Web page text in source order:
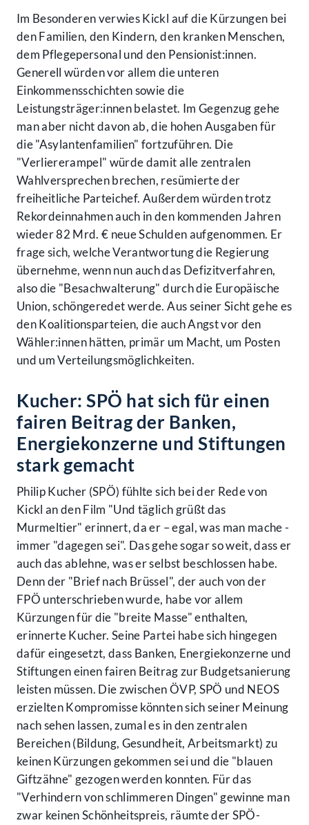
Im Besonderen verwies Kickl auf die Kürzungen bei
den Familien, den Kindern, den kranken Menschen,
dem Pflegepersonal und den Pensionist:innen.
Generell würden vor allem die unteren
Einkommensschichten sowie die
Leistungsträger:innen belastet. Im Gegenzug gehe
man aber nicht davon ab, die hohen Ausgaben für
die "Asylantenfamilien" fortzuführen. Die
"Verliererampel" würde damit alle zentralen
Wahlversprechen brechen, resümierte der
freiheitliche Parteichef. Außerdem würden trotz
Rekordeinnahmen auch in den kommenden Jahren
wieder 82 Mrd. € neue Schulden aufgenommen. Er
frage sich, welche Verantwortung die Regierung
übernehme, wenn nun auch das Defizitverfahren,
also die "Besachwalterung" durch die Europäische
Union, schöngeredet werde. Aus seiner Sicht gehe es
den Koalitionsparteien, die auch Angst vor den
Wähler:innen hätten, primär um Macht, um Posten
und um Verteilungsmöglichkeiten.
Kucher: SPÖ hat sich für einen
fairen Beitrag der Banken,
Energiekonzerne und Stiftungen
stark gemacht
Philip Kucher (SPÖ) fühlte sich bei der Rede von
Kickl an den Film "Und täglich grüßt das
Murmeltier" erinnert, da er – egal, was man mache -
immer "dagegen sei". Das gehe sogar so weit, dass er
auch das ablehne, was er selbst beschlossen habe.
Denn der "Brief nach Brüssel", der auch von der
FPÖ unterschrieben wurde, habe vor allem
Kürzungen für die "breite Masse" enthalten,
erinnerte Kucher. Seine Partei habe sich hingegen
dafür eingesetzt, dass Banken, Energiekonzerne und
Stiftungen einen fairen Beitrag zur Budgetsanierung
leisten müssen. Die zwischen ÖVP, SPÖ und NEOS
erzielten Kompromisse könnten sich seiner Meinung
nach sehen lassen, zumal es in den zentralen
Bereichen (Bildung, Gesundheit, Arbeitsmarkt) zu
keinen Kürzungen gekommen sei und die "blauen
Giftzähne" gezogen werden konnten. Für das
"Verhindern von schlimmeren Dingen" gewinne man
zwar keinen Schönheitspreis, räumte der SPÖ-